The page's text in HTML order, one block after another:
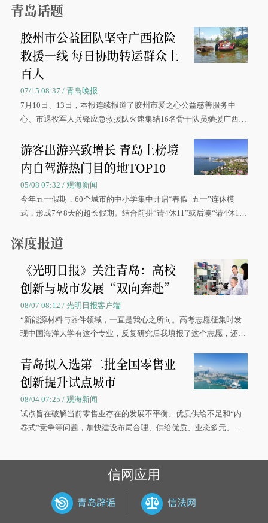
青岛话题
胶州市公益团队坚守广西抢险
救援一线 每日协助转运群众上
百人
07/15 08:37 / 青岛晚报
7月10日、13日，本报连续报道了胶州市爱之心公益慈善服务中
心、市退役军人兵锋应急救援队火速集结16名骨干队员驰援广西灾
游客出游兴致增长 青岛上榜境
内自驾游热门目的地TOP10
05/08 07:32 / 观海新闻
今年五一假期，60个城市的中小学集中开启“春假+五一”连休模
式，形成7至8天的超长假期。结合前拼“请4休11”或后凑“请4休1
深度报道
《光明日报》关注青岛：高校
创新与城市发展“双向奔赴”
08/07 08:12 / 光明日报客户端
“新能源材料与器件领域，一直是我心之所向。高考志愿征集时发
现中国海洋大学有这个专业，反复研究后我填报了这个志愿，还真
大学材料科学与工程学院材料类专业的录取通知书。
青岛拟入选第二批全国零售业
创新提升试点城市
08/04 07:25 / 观海新闻
试点旨在破解当前零售业存在的发展不平衡、优质供给不足和“内
卷式”竞争等问题，加快建设布局合理、供给优质、业态多元、智
信网应用